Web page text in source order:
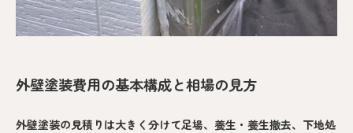
外壁塗装費用の基本構成と相場の見方
外壁塗装の見積りは大きく分けて足場、養生・養生撤去、下地処